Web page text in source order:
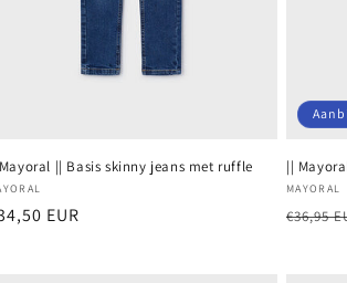
|| Basis skinny jeans met ruffle
EUR
||
MAYORAL
€36,95